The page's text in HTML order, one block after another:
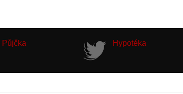
Půjčka Hypotéka